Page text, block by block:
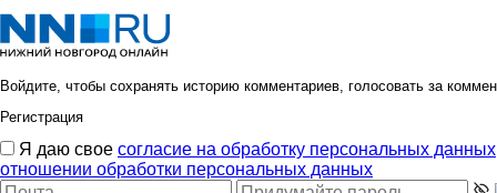
Войдите, чтобы сохранять историю комментариев, голосовать за
Регистрация
Я даю свое согласие на обработку персональных данных
отношении обработки персональных данных